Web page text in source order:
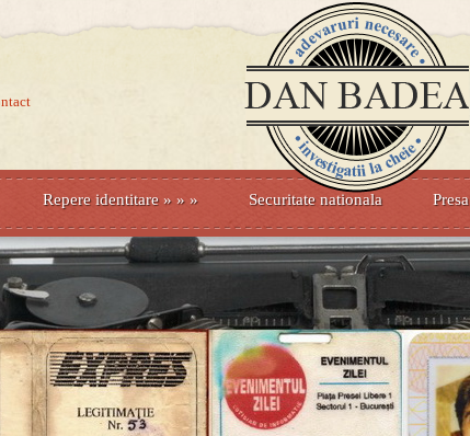
Repere identitare » » » Securitate nationala Presa